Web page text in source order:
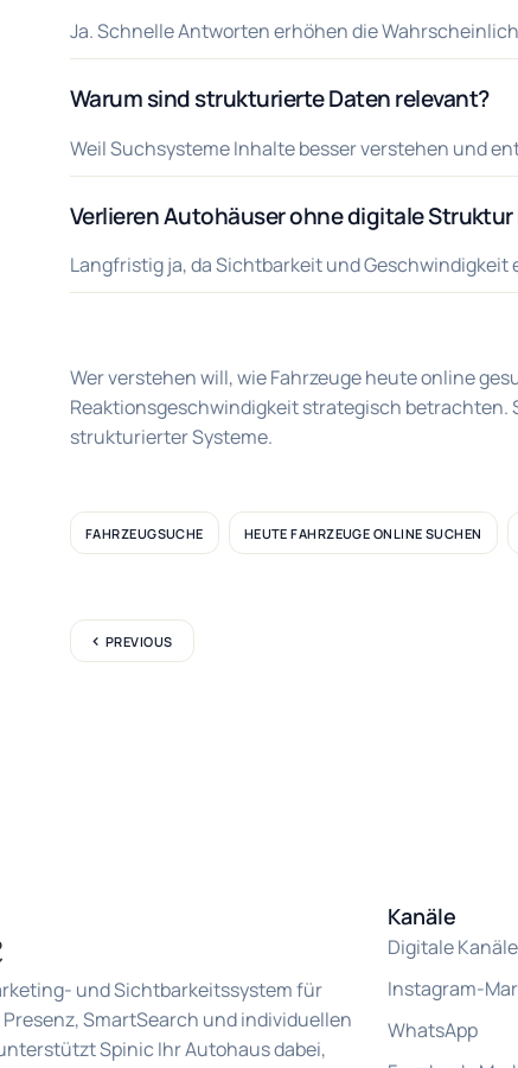
Ja. Schnelle Antworten erhöhen die
Warum sind strukturierte Daten relevant?
Weil Suchsysteme Inhalte besser verstehen und
Verlieren Autohäuser ohne digitale
Langfristig ja, da Sichtbarkeit und Geschwindigkeit
Wer verstehen will, wie Fahrzeuge heute online
Reaktionsgeschwindigkeit strategisch
strukturierter Systeme.
FAHRZEUGSUCHE HEUTE FAHRZEUGE ONLINE SUCHEN
PREVIOUS
und Sichtbarkeitssystem für
SmartSearch und individuellen
Spinic Ihr Autohaus dabei,
Kanäle
Digitale Kanäle
Instagram-
WhatsApp